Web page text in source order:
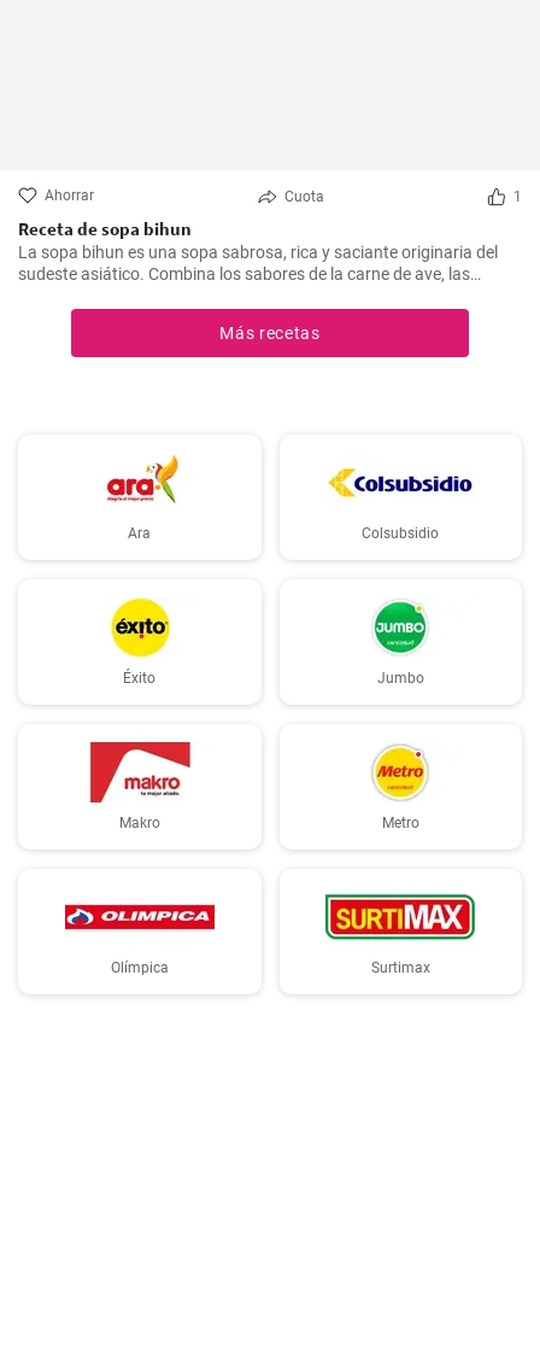
Ahorrar Cuota 1
Receta de sopa bihun
La sopa bihun es una sopa sabrosa, rica y saciante originaria del
sudeste asiático. Combina los sabores de la carne de ave, las
preparamos todas las semanas.
Más recetas
Ara Colsubsidio
Éxito Jumbo
Makro Metro
Olímpica Surtimax